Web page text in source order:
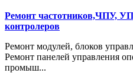
Ремонт частотников,ЧПУ,
контролеров
Ремонт модулей, блоков
Ремонт панелей управления
промыш...